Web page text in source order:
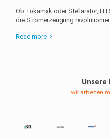
Ob Tokamak oder Stellarator,
die Stromerzeugung
Read more
Unsere
wir arbeiten